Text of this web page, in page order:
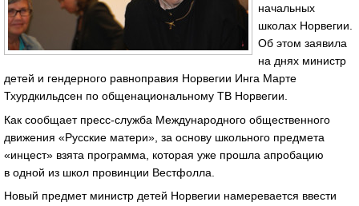
начальных
школах Норвегии.
Об этом заявила
на днях министр
детей и гендерного равноправия Норвегии Инга Марте
Тхурдкильдсен по общенациональному ТВ Норвегии.
Как сообщает пресс-служба Международного общественного
движения «Русские матери», за основу школьного предмета
«инцест» взята программа, которая уже прошла апробацию
в одной из школ провинции Вестфолла.
Новый предмет министр детей Норвегии намеревается ввести